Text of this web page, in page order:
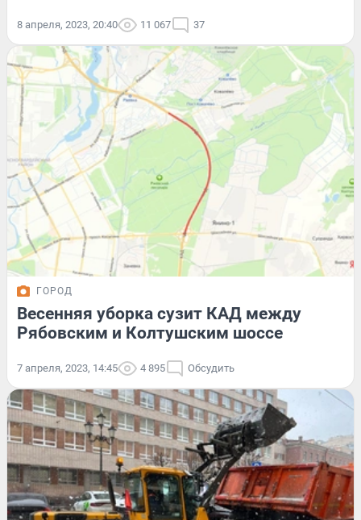
8 апреля, 2023, 20:40 11 067 37
ГОРОД
Весенняя уборка сузит КАД между
Рябовским и Колтушским шоссе
7 апреля, 2023, 14:45 4 895 Обсудить